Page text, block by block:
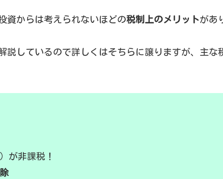
資からは考えられないほどの税制上のメリットがあ
説しているので詳しくはそちらに譲りますが、主な
が非課税！